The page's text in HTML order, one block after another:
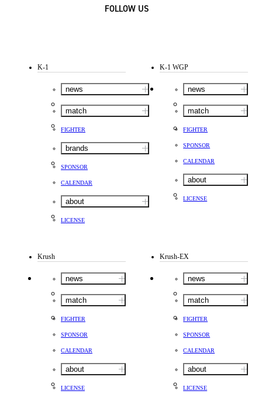
FOLLOW US
K-1
news
match
FIGHTER
brands
SPONSOR
CALENDAR
about
LICENSE
K-1 WGP
news
match
FIGHTER
SPONSOR
CALENDAR
about
LICENSE
Krush
news
match
FIGHTER
SPONSOR
CALENDAR
about
LICENSE
Krush-EX
news
match
FIGHTER
SPONSOR
CALENDAR
about
LICENSE